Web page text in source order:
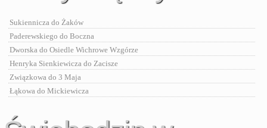
Sukiennicza do Żaków
Paderewskiego do Boczna
Dworska do Osiedle Wichrowe Wzgórze
Henryka Sienkiewicza do Zacisze
Związkowa do 3 Maja
Łąkowa do Mickiewicza